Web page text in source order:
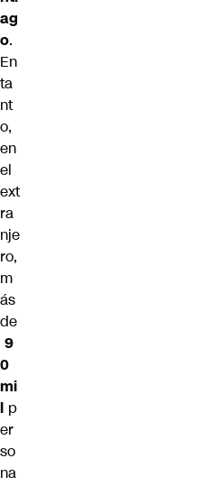
ag
o.
En
ta
nt
o,
en
el
ext
ra
nje
ro,
m
ás
de
9
0
mi
l p
er
so
na